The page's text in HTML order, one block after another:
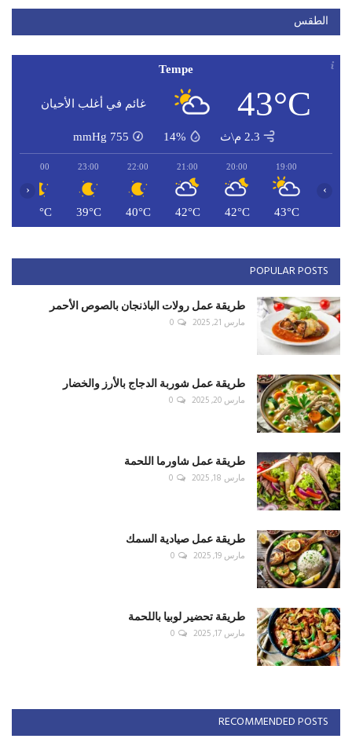
الطقس
Tempe
43°C غائم في أغلب الأحيان
2.3 م\ث 14%
755
mmHg
19:00
43°C
20:00
42°C
21:00
42°C
22:00
40°C
23:00
39°C
00:00
38°C
‹ ›
POPULAR POSTS
طريقة عمل رولات الباذنجان بالصوص الأحمر
مارس 21, 2025 0
طريقة عمل شوربة الدجاج بالأرز والخضار
مارس 20, 2025 0
طريقة عمل شاورما اللحمة
مارس 18, 2025 0
طريقة عمل صيادية السمك
مارس 19, 2025 0
طريقة تحضير لوبيا باللحمة
مارس 17, 2025 0
RECOMMENDED POSTS